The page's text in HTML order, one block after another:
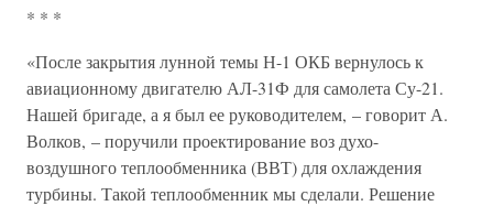
* * *
«После закрытия лунной темы Н-1 ОКБ вернулось к
авиационному двигателю АЛ-31Ф для самолета Су-21.
Нашей бригаде, а я был ее руководителем, – говорит А.
Волков, – поручили проектирование воз духо-
воздушного теплообменника (ВВТ) для охлаждения
турбины. Такой теплообменник мы сделали. Решение